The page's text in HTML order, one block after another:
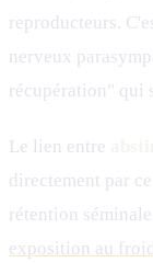
reproducteurs.
nerveux
récupération" qui
Le lien entre
directement par
rétention
exposition au froid